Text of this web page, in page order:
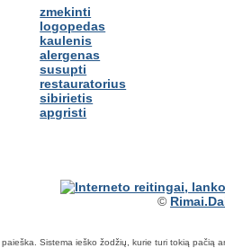
zmekinti
logopedas
kaulenis
alergenas
susupti
restauratorius
sibirietis
apgristi
©
paieška. Sistema ieško žodžių, kurie turi tokią pačią